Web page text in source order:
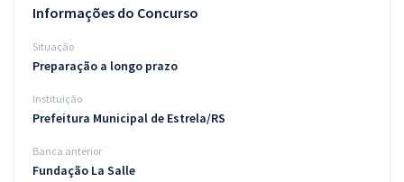
Questões grátis
Conteúdo gratuito
Aprovados
Atendimento
Informações do Concurso
Situação
Preparação a longo prazo
Instituição
Prefeitura Municipal de Estrela/RS
Banca anterior
Fundação La Salle